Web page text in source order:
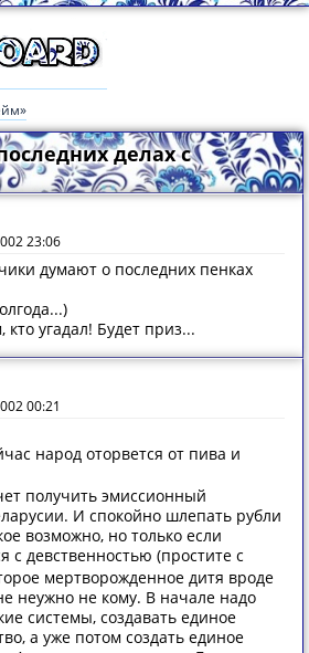
делах с
23:06
думают о последних пенках
угадал! Будет приз...
00:21
народ оторвется от пива и
получить эмиссионный
И спокойно шлепать рубли
возможно, но только если
с девственностью (простите с
мертворожденное дитя вроде
неужно не кому. В начале надо
системы, создавать единое
а уже потом создать единое